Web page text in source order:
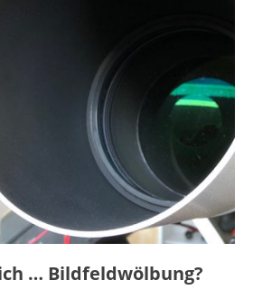
… Bildfeldwölbung?